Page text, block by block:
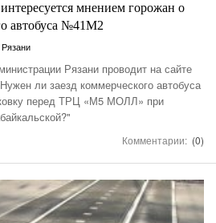
мнением горожан о
автобуса №41М2
Рязани проводит на сайте
ли заезд коммерческого автобуса
перед ТРЦ «М5 МОЛЛ» при
Комментарии: (0)